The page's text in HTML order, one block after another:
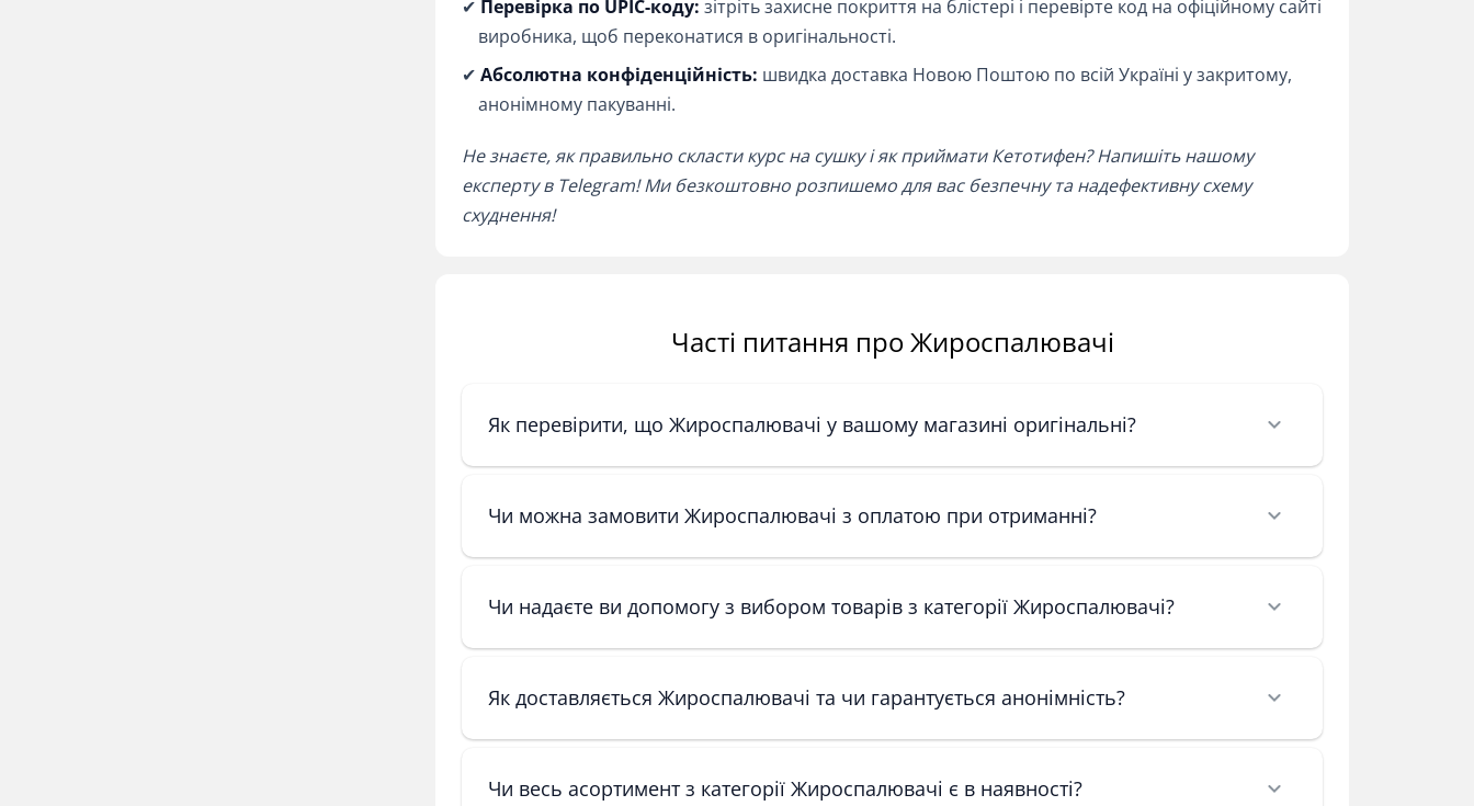
✔ Перевірка по UPIC-коду: зітріть захисне покриття на блістері і перевірте код на офіційному сайті
виробника, щоб переконатися в оригінальності.
✔ Абсолютна конфіденційність: швидка доставка Новою Поштою по всій Україні у закритому,
анонімному пакуванні.
Не знаєте, як правильно скласти курс на сушку і як приймати Кетотифен? Напишіть нашому
експерту в Telegram! Ми безкоштовно розпишемо для вас безпечну та надефективну схему
схуднення!
Часті питання про Жироспалювачі
Як перевірити, що Жироспалювачі у вашому магазині оригінальні?
Чи можна замовити Жироспалювачі з оплатою при отриманні?
Чи надаєте ви допомогу з вибором товарів з категорії Жироспалювачі?
Як доставляється Жироспалювачі та чи гарантується анонімність?
Чи весь асортимент з категорії Жироспалювачі є в наявності?